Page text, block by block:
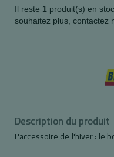
Il reste 1 produit(s) en
souhaitez plus, contactez
Description du produit
L'accessoire de l'hiver : le